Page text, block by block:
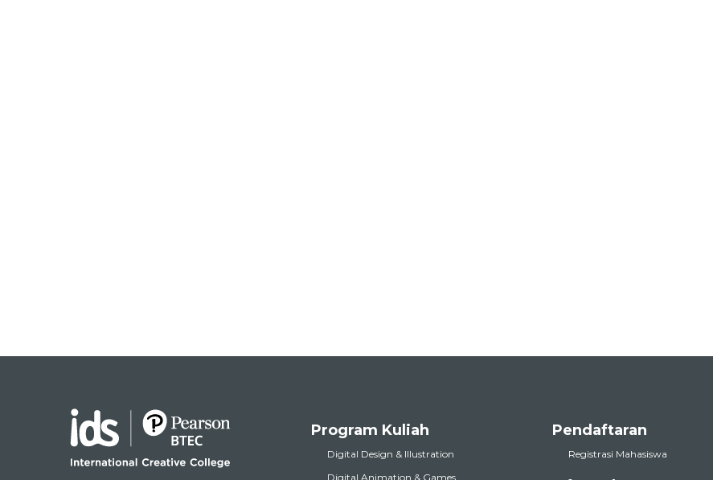
Program Kuliah
Digital Design & Illustration
Digital Animation & Games
Pendaftaran
Registrasi Mahasiswa